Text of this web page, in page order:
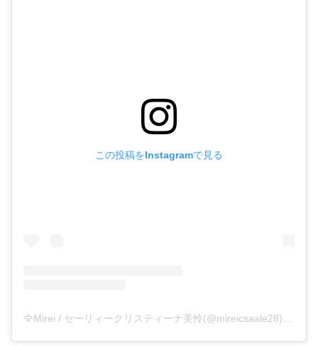
この投稿をInstagramで見る
🦅Mirei / セーリィークリスティーナ美怜(@mireicsaale28)がシェアした投稿